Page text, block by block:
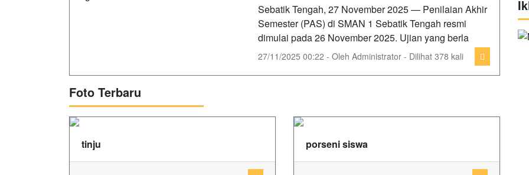
Sebatik Tengah, 27 November 2025 — Penilaian Akhir
Semester (PAS) di SMAN 1 Sebatik Tengah resmi
dimulai pada 26 November 2025. Ujian yang berla
27/11/2025 00:22 - Oleh Administrator - Dilihat 378 kali
Foto Terbaru
tinju porseni siswa